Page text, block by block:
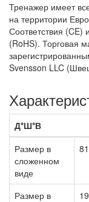
Тренажер имеет
на территории
Соответствия (CE)
(RoHS). Торговая
Svensson LLC
Д*Ш*В
Размер в
сложенном
виде
Размер в